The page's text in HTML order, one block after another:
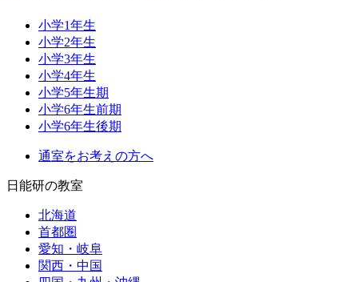
小学1年生
小学2年生
小学3年生
小学4年生
小学5年生期
小学6年生前期
小学6年生後期
通室をお考えの方へ
日能研の教室
北海道
首都圏
愛知・岐阜
関西・中国